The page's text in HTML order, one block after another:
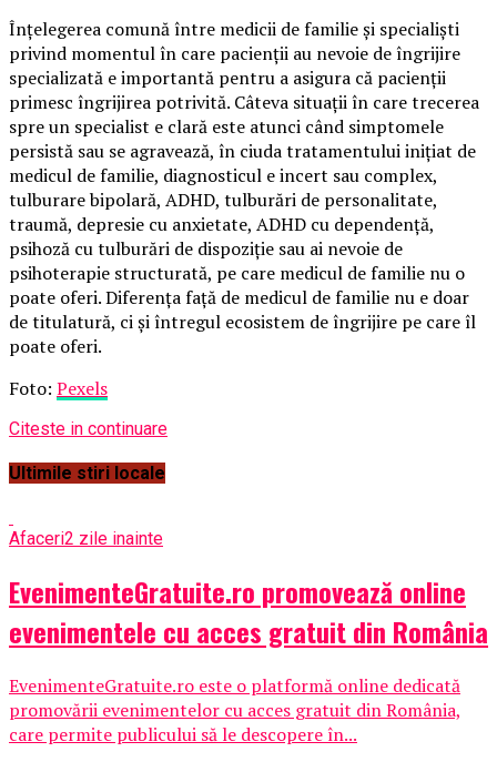
Înțelegerea comună între medicii de familie și specialiști
privind momentul în care pacienții au nevoie de îngrijire
specializată e importantă pentru a asigura că pacienții
primesc îngrijirea potrivită. Câteva situații în care trecerea
spre un specialist e clară este atunci când simptomele
persistă sau se agravează, în ciuda tratamentului inițiat de
medicul de familie, diagnosticul e incert sau complex,
tulburare bipolară, ADHD, tulburări de personalitate,
traumă, depresie cu anxietate, ADHD cu dependență,
psihoză cu tulburări de dispoziție sau ai nevoie de
psihoterapie structurată, pe care medicul de familie nu o
poate oferi. Diferența față de medicul de familie nu e doar
de titulatură, ci și întregul ecosistem de îngrijire pe care îl
poate oferi.
Foto: Pexels
Citeste in continuare
Ultimile stiri locale
Afaceri2 zile inainte
EvenimenteGratuite.ro promovează online
evenimentele cu acces gratuit din România
EvenimenteGratuite.ro este o platformă online dedicată
promovării evenimentelor cu acces gratuit din România,
care permite publicului să le descopere în...